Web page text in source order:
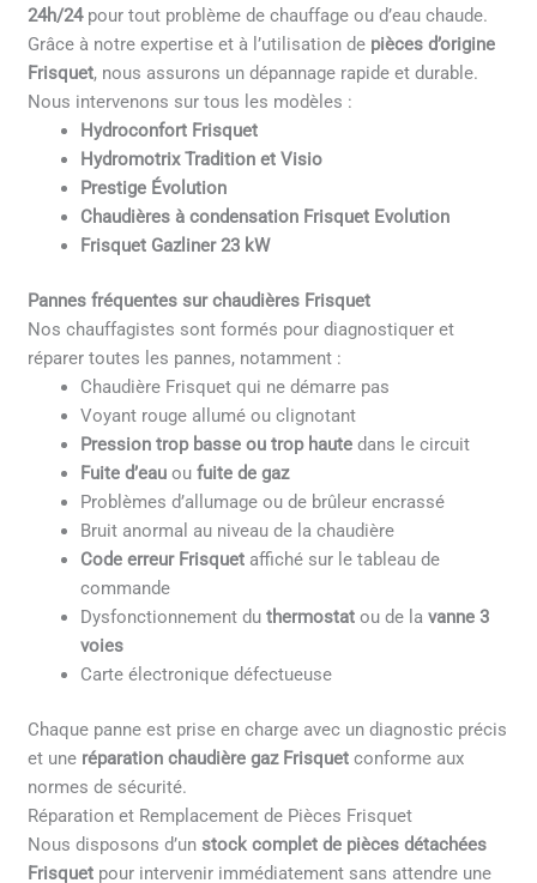
24h/24pour tout problème de chauffage ou d’eau chaude.
Grâce à notre expertise et à l’utilisation de pièces d’origine
Frisquet, nous assurons un dépannage rapide et durable.
Nous intervenons sur tous les modèles :
Hydroconfort Frisquet
Hydromotrix Tradition et Visio
Prestige Évolution
Chaudières à condensation Frisquet Evolution
Frisquet Gazliner 23 kW
Pannes fréquentes sur chaudières Frisquet
Nos chauffagistes sont formés pour diagnostiquer et
réparer toutes les pannes, notamment :
Chaudière Frisquet qui ne démarre pas
Voyant rouge allumé ou clignotant
Pression trop basse ou trop haute dans le circuit
Fuite d’eau oufuite de gaz
Problèmes d’allumage ou de brûleur encrassé
Bruit anormal au niveau de la chaudière
Code erreur Frisquet affiché sur le tableau de
commande
Dysfonctionnement duthermostat ou de lavanne 3
voies
Carte électronique défectueuse
Chaque panne est prise en charge avec un diagnostic précis
et une réparation chaudière gaz Frisquet conforme aux
normes de sécurité.
Réparation et Remplacement de Pièces Frisquet
Nous disposons d’unstock complet de pièces détachées
Frisquet pour intervenir immédiatement sans attendre une